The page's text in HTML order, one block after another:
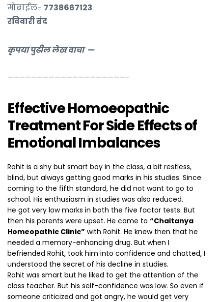
मोबाईल- 7738667123
रविवारी बंद
कृपया पुढील लेख वाचा —
————————————————————-
Effective Homoeopathic
Treatment For Side Effects of
Emotional Imbalances
Rohit is a shy but smart boy in the class, a bit restless,
blind, but always getting good marks in his studies. Since
coming to the fifth standard, he did not want to go to
school. His enthusiasm in studies was also reduced.
He got very low marks in both the five factor tests. But
then his parents were upset. He came to “Chaitanya
Homeopathic Clinic” with Rohit. He knew then that he
needed a memory-enhancing drug. But when I
befriended Rohit, took him into confidence and chatted, I
understood the secret of his decline in studies.
Rohit was smart but he liked to get the attention of the
class teacher. But his self-confidence was low. So even if
someone criticized and got angry, he would get very